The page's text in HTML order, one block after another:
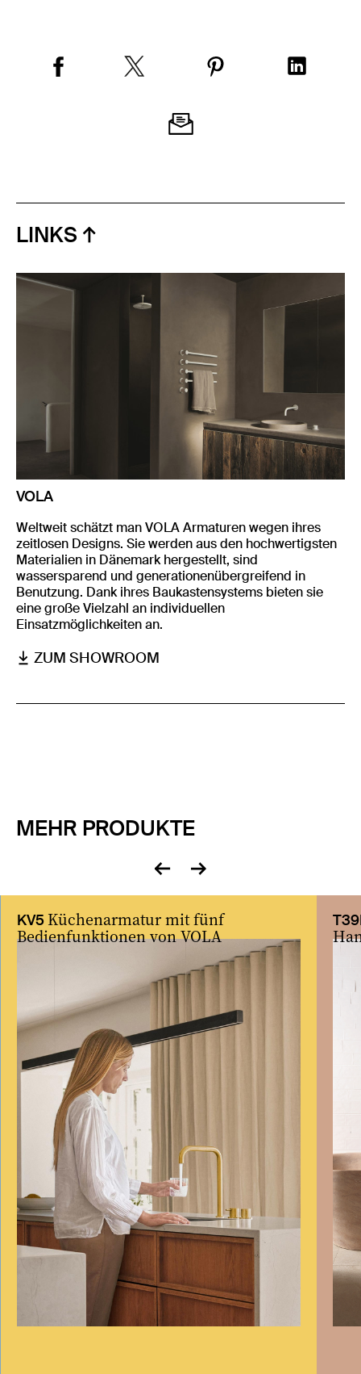
LINKS
VOLA
Weltweit schätzt man VOLA Armaturen wegen ihres
zeitlosen Designs. Sie werden aus den hochwertigsten
Materialien in Dänemark hergestellt, sind
wassersparend und generationenübergreifend in
Benutzung. Dank ihres Baukastensystems bieten sie
eine große Vielzahl an individuellen
Einsatzmöglichkeiten an.
ZUM SHOWROOM
MEHR PRODUKTE
zurück
vor
KV5 Küchenarmatur mit fünf
Bedienfunktionen von VOLA